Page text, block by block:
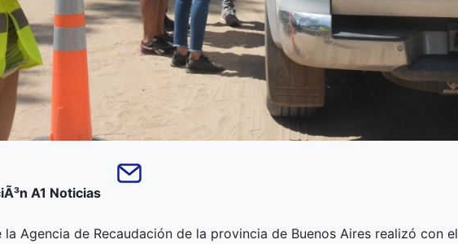
A1 Noticias
Agencia de Recaudación de la provincia de Buenos Aires realizó con el